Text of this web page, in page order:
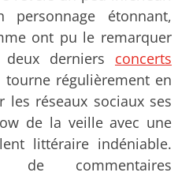
étonnant,
ont pu le remarquer
derniers concerts
tourne régulièrement en
les réseaux sociaux ses
de la veille avec une
littéraire indéniable.
de commentaires